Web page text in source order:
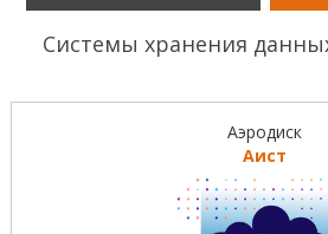
Системы хранения
Аэродиск
Аист